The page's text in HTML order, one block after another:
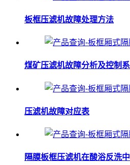
板框压滤机故障处理方法
煤矿压滤机故障分析及控制
压滤机故障对应表
隔膜板框压滤机在酸浴反洗